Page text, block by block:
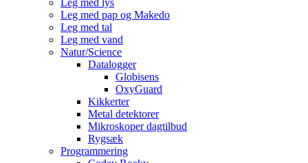
Leg med lys
Leg med pap og Makedo
Leg med tal
Leg med vand
Natur/Science
Datalogger
Globisens
OxyGuard
Kikkerter
Metal detektorer
Mikroskoper dagtilbud
Rygsæk
Programmering